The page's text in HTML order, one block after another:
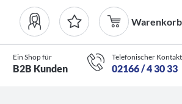
Warenkorb
Ein Shop für
B2B Kunden
Telefonischer Kontakt
02166 / 4 30 33